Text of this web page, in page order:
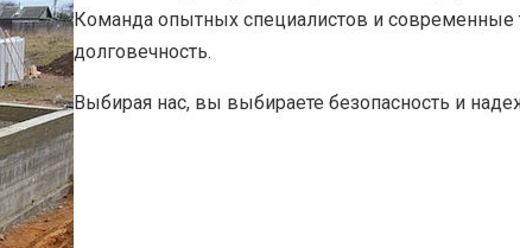
Команда опытных специалистов и современные
долговечность.
Выбирая нас, вы выбираете безопасность и